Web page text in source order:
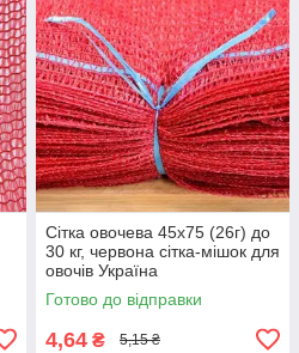
Сітка овочева 45х75 (26г) до
30 кг, червона сітка-мішок для
овочів Україна
Готово до відправки
4,64 ₴ 5,15 ₴